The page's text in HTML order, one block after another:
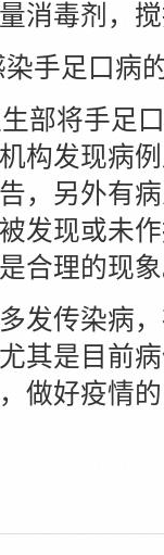
消毒剂，
手足口病
将手足口
构发现病
，另外有
发现或未
合理的现
传染病，
其是目前
做好疫情